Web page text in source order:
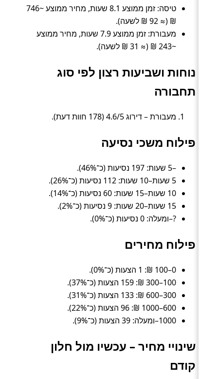
טיסה: זמן ממוצע 8.1 שעות, מחיר ממוצע ~746
₪ (≈ 92 ₪ לשעה).
מעבורת: זמן ממוצע 7.9 שעות, מחיר ממוצע
~243 ₪ (≈ 31 ₪ לשעה).
נוחות ושביעות רצון לפי סוג
תחבורה
מעבורת – דירוג 4.6/5 (178 חוות דעת).
פילוח משכי נסיעה
–5 שעות: 197 נסיעות (כ־46%).
5 שעות–10 שעות: 112 נסיעות (כ־26%).
10 שעות–15 שעות: 60 נסיעות (כ־14%).
15 שעות–20 שעות: 9 נסיעות (כ־2%).
?–ומעלה: 0 נסיעות (כ־0%).
פילוח מחירים
0–100 ₪: 1 הצעות (כ־0%).
100–300 ₪: 159 הצעות (כ־37%).
300–600 ₪: 133 הצעות (כ־31%).
600–1000 ₪: 96 הצעות (כ־22%).
1000–ומעלה: 39 הצעות (כ־9%).
שינויי מחיר – עכשיו מול חלון
קודם